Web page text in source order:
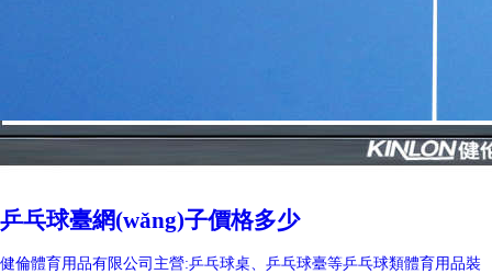
乒乓球臺網(wǎng)子價格多少
健倫體育用品有限公司主營:乒乓球桌、乒乓球臺等乒乓球類體育用品裝